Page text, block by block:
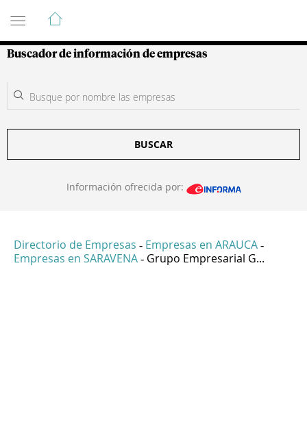
Guía de Empresas Colombianas
Buscador de información de empresas
BUSCAR
Información ofrecida por:
Directorio de Empresas - Empresas en ARAUCA -
Empresas en SARAVENA - Grupo Empresarial G...